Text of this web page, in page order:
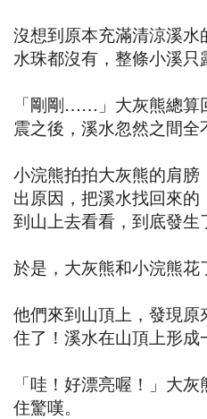
沒想到原本充滿清涼溪
水珠都沒有，整條小溪只
「剛剛……」大灰熊總算
震之後，溪水忽然之間
小浣熊拍拍大灰熊的肩
出原因，把溪水找回來
到山上去看看，到底發
於是，大灰熊和小浣熊
他們來到山頂上，發現
住了！溪水在山頂上形成
「哇！好漂亮喔！」大
住驚嘆。